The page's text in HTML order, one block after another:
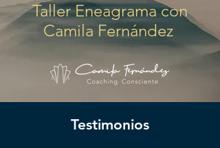
Taller Eneagrama con
Camila Fernández
Testimonios